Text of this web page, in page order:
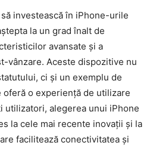
investească în iPhone-urile
la un grad înalt de
avansate și a
vânzare. Aceste dispozitive nu
ci și un exemplu de
o experiență de utilizare
utilizatori, alegerea unui iPhone
la cele mai recente inovații și la
facilitează conectivitatea și